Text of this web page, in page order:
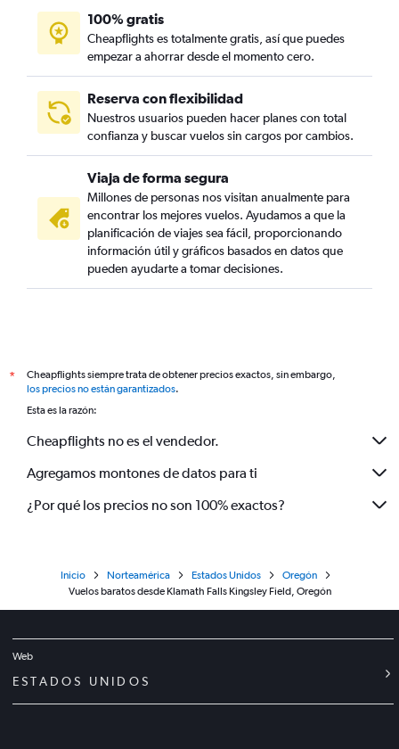
100% gratis
Cheapflights es totalmente gratis, así que puedes
empezar a ahorrar desde el momento cero.
Reserva con flexibilidad
Nuestros usuarios pueden hacer planes con total
confianza y buscar vuelos sin cargos por cambios.
Viaja de forma segura
Millones de personas nos visitan anualmente para
encontrar los mejores vuelos. Ayudamos a que la
planificación de viajes sea fácil, proporcionando
información útil y gráficos basados en datos que
pueden ayudarte a tomar decisiones.
*
Cheapflights siempre trata de obtener precios exactos, sin embargo,
los precios no están garantizados.
Esta es la razón:
Cheapflights no es el vendedor.
Agregamos montones de datos para ti
¿Por qué los precios no son 100% exactos?
Inicio Norteamérica Estados Unidos
Oregón
Vuelos baratos desde Klamath Falls Kingsley Field, Oregón
Web
ESTADOS UNIDOS